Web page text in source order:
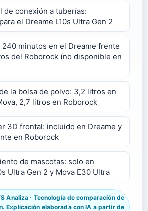
de conexión a tuberías:
el Dreame L10s Ultra Gen 2
240 minutos en el Dreame frente
del Roborock (no disponible en
la bolsa de polvo: 3,2 litros en
2,7 litros en Roborock
3D frontal: incluido en Dreame y
en Roborock
de mascotas: solo en
Ultra Gen 2 y Mova E30 Ultra
Analiza · Tecnología de comparación de
Explicación elaborada con IA a partir de